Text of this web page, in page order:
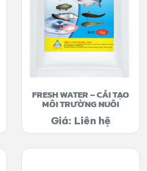
FRESH WATER – CẢI TẠO
MÔI TRƯỜNG NUÔI
Giá: Liên hệ